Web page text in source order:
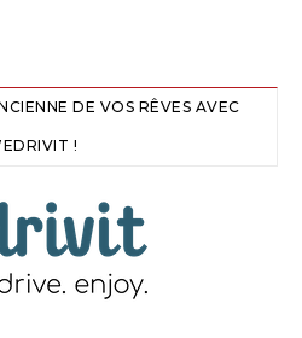
DE VOS RÊVES AVEC
!